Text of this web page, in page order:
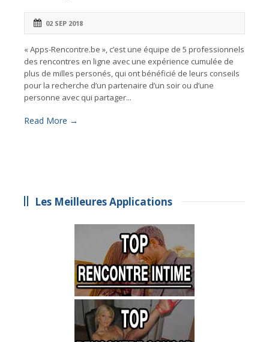
02 SEP 2018
« Apps-Rencontre.be », c’est une équipe de 5 professionnels
des rencontres en ligne avec une expérience cumulée de
plus de milles personés, qui ont bénéficié de leurs conseils
pour la recherche d’un partenaire d’un soir ou d’une
personne avec qui partager...
Read More →
Les Meilleures Applications